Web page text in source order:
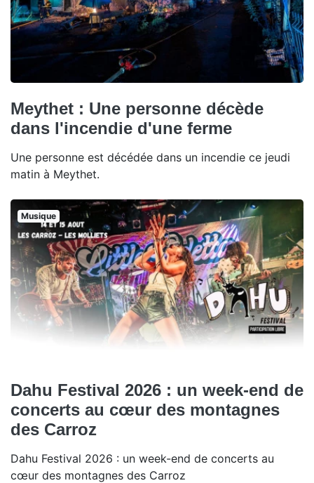
Meythet : Une personne décède
dans l'incendie d'une ferme
Une personne est décédée dans un incendie ce jeudi
matin à Meythet.
Musique
Dahu Festival 2026 : un week-end de
concerts au cœur des montagnes
des Carroz
Dahu Festival 2026 : un week-end de concerts au
cœur des montagnes des Carroz